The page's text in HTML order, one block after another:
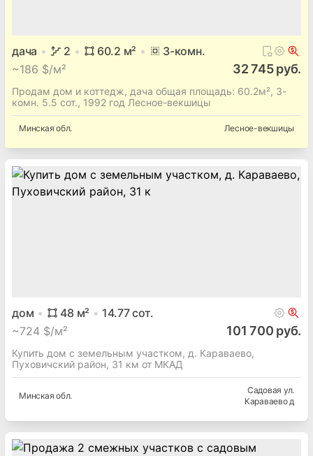
дача 2 60.2 м² 3-комн.
~186 $/м² 32 745 руб.
Продам дом и коттедж, дача общая площадь: 60.2м², 3-
комн. 5.5 сот., 1992 год Лесное-векшицы
Минская обл. Лесное-векшицы
дом 48 м² 14.77сот.
~724 $/м² 101 700 руб.
Купить дом с земельным участком, д. Караваево,
Пуховичский район, 31 км от МКАД
Минская обл.
Садовая ул.
Караваево д